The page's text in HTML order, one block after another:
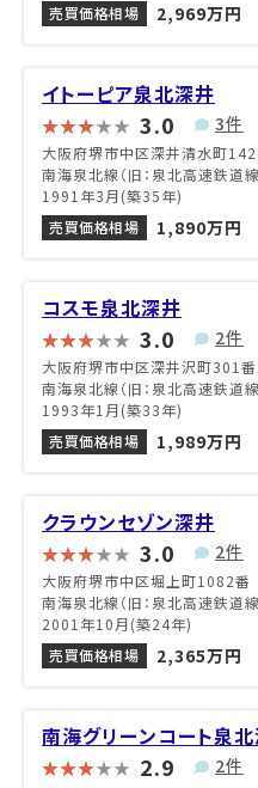
売買価格相場
2,969万円
イトーピア泉北深井
3.0 3件
大阪府堺市中区深井清水町
南海泉北線（旧：泉北高速鉄道
1991年3月(築35年)
売買価格相場
1,890万円
コスモ泉北深井
3.0 2件
大阪府堺市中区深井沢町301
南海泉北線（旧：泉北高速鉄道
1993年1月(築33年)
売買価格相場
1,989万円
クラウンセゾン深井
3.0 2件
大阪府堺市中区堀上町1082番
南海泉北線（旧：泉北高速鉄道
2001年10月(築24年)
売買価格相場
2,365万円
南海グリーンコート泉
2.9 2件